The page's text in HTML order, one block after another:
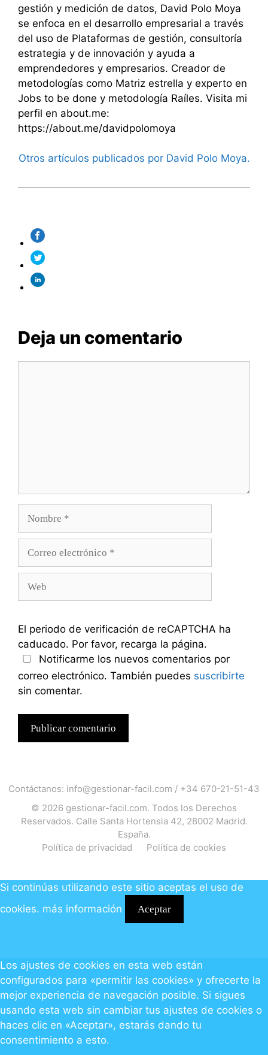
gestión y medición de datos, David Polo Moya
se enfoca en el desarrollo empresarial a través
del uso de Plataformas de gestión, consultoría
estrategia y de innovación y ayuda a
emprendedores y empresarios. Creador de
metodologías como Matriz estrella y experto en
Jobs to be done y metodología Raíles. Visita mi
perfil en about.me:
https://about.me/davidpolomoya
Otros artículos publicados por David Polo Moya.
Deja un comentario
El periodo de verificación de reCAPTCHA ha
caducado. Por favor, recarga la página.
Notificarme los nuevos comentarios por
correo electrónico. También puedes suscribirte
sin comentar.
Contáctanos: info@gestionar-facil.com / +34 670-21-51-43
© 2026 gestionar-facil.com. Todos los Derechos
Reservados. Calle Santa Hortensia 42, 28002 Madrid.
España.
Política de privacidad
Política de cookies
Si continúas utilizando este sitio aceptas el uso de
cookies. más información Aceptar
Los ajustes de cookies en esta web están
configurados para «permitir las cookies» y ofrecerte la
mejor experiencia de navegación posible. Si sigues
usando esta web sin cambiar tus ajustes de cookies o
haces clic en «Aceptar», estarás dando tu
consentimiento a esto.